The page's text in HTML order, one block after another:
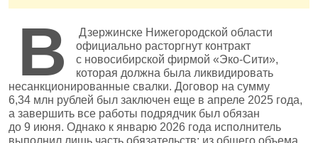
В
Дзержинске Нижегородской области
официально расторгнут контракт
с новосибирской фирмой «Эко‑Сити»,
которая должна была ликвидировать
несанкционированные свалки. Договор на сумму
6,34 млн рублей был заключен еще в апреле 2025 года,
а завершить все работы подрядчик был обязан
до 9 июня. Однако к январю 2026 года исполнитель
выполнил лишь часть обязательств: из общего объема